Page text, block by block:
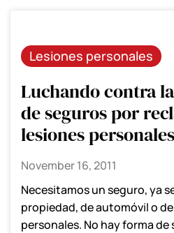
Lesiones personales
Luchando contra
de seguros por
lesiones personales
November 16, 2011
Necesitamos un seguro, ya
propiedad, de automóvil o
personales. No hay forma de